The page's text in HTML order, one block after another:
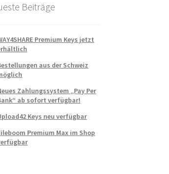
Beiträge
Premium Keys jetzt
aus der Schweiz
Zahlungssystem „Pay Per
ab sofort verfügbar!
Keys neu verfügbar
Premium Max im Shop